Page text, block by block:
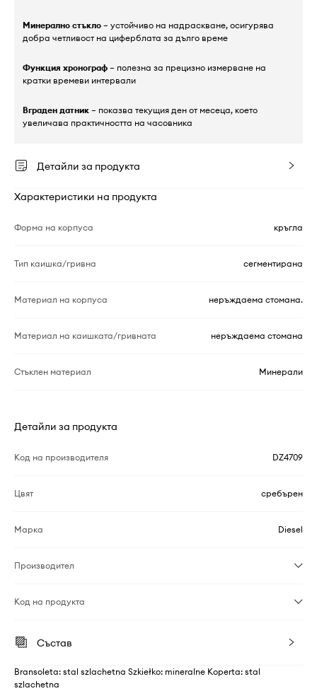
Минерално стъкло – устойчиво на надраскване, осигурява
добра четливост на циферблата за дълго време
Функция хронограф – полезна за прецизно измерване на
кратки времеви интервали
Вграден датник – показва текущия ден от месеца, което
увеличава практичността на часовника
Детайли за продукта
Характеристики на продукта
Форма на корпуса кръгла
Тип каишка/гривна сегментирана
Материал на корпуса неръждаема стомана.
Материал на каишката/гривната неръждаема стомана
Стъклен материал Минерали
Детайли за продукта
Код на производителя DZ4709
Цвят сребърен
Марка Diesel
Производител
Код на продукта
Състав
Bransoleta: stal szlachetna Szkiełko: mineralne Koperta: stal
szlachetna